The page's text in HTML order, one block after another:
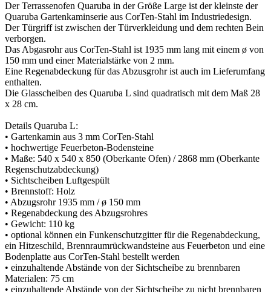
Der Terrassenofen Quaruba in der Größe Large ist der kleinste der
Quaruba Gartenkaminserie aus CorTen-Stahl im Industriedesign.
Der Türgriff ist zwischen der Türverkleidung und dem rechten Bein
verborgen.
Das Abgasrohr aus CorTen-Stahl ist 1935 mm lang mit einem ø von
150 mm und einer Materialstärke von 2 mm.
Eine Regenabdeckung für das Abzusgrohr ist auch im Lieferumfang
enthalten.
Die Glasscheiben des Quaruba L sind quadratisch mit dem Maß 28
x 28 cm.
Details Quaruba L:
• Gartenkamin aus 3 mm CorTen-Stahl
• hochwertige Feuerbeton-Bodensteine
• Maße: 540 x 540 x 850 (Oberkante Ofen) / 2868 mm (Oberkante
Regenschutzabdeckung)
• Sichtscheiben Luftgespült
• Brennstoff: Holz
• Abzugsrohr 1935 mm / ø 150 mm
• Regenabdeckung des Abzugsrohres
• Gewicht: 110 kg
• optional können ein Funkenschutzgitter für die Regenabdeckung,
ein Hitzeschild, Brennraumrückwandsteine aus Feuerbeton und eine
Bodenplatte aus CorTen-Stahl bestellt werden
• einzuhaltende Abstände von der Sichtscheibe zu brennbaren
Materialen: 75 cm
• einzuhaltende Abstände von der Sichtscheibe zu nicht brennbaren